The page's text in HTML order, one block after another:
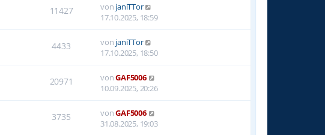
11427 von janiTTor
17.10.2025, 18:59
4433 von janiTTor
17.10.2025, 18:50
20971 vonGAF5006
10.09.2025, 20:26
3735 vonGAF5006
31.08.2025, 19:03